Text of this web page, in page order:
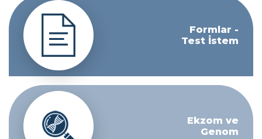
Formlar -
Test İstem
Ekzom ve
Genom